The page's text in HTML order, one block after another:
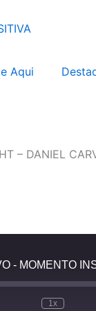
Aqui
– DANIEL
- MOMENTO
1x